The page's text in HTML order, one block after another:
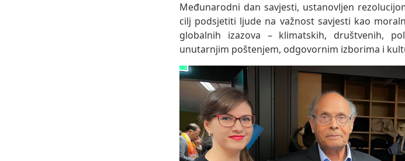
Međunarodni dan savjesti, ustanovljen
cilj podsjetiti ljude na važnost savjesti kao
globalnih izazova – klimatskih, društvenih,
unutarnjim poštenjem, odgovornim izborima i